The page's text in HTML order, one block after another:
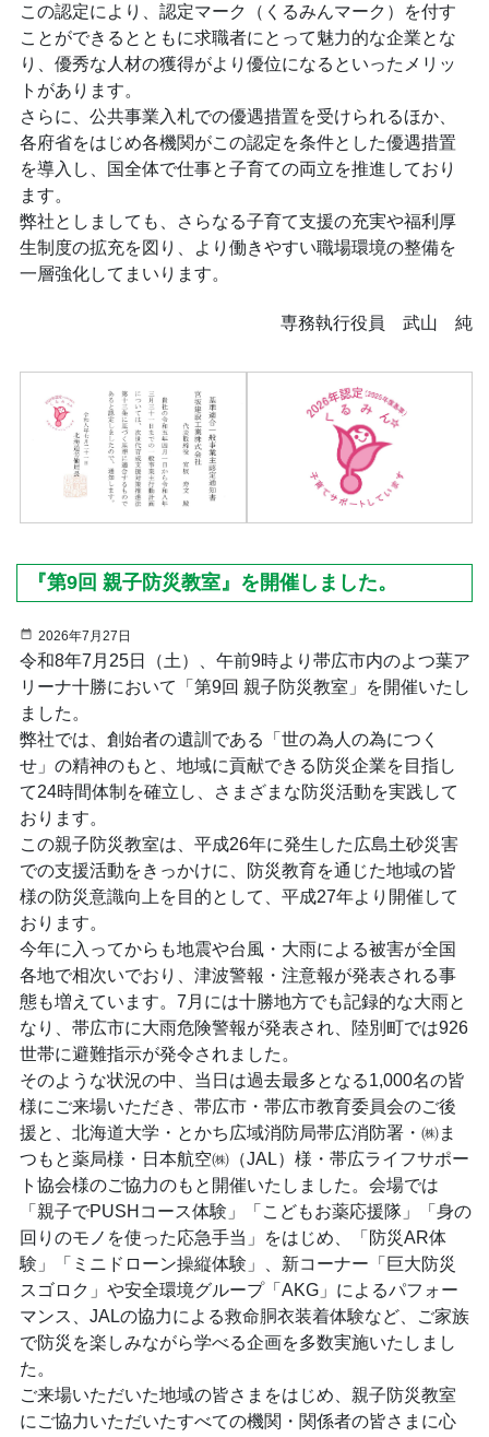
この認定により、認定マーク（くるみんマーク）を付す
ことができるとともに求職者にとって魅力的な企業とな
り、優秀な人材の獲得がより優位になるといったメリッ
トがあります。
さらに、公共事業入札での優遇措置を受けられるほか、
各府省をはじめ各機関がこの認定を条件とした優遇措置
を導入し、国全体で仕事と子育ての両立を推進しており
ます。
弊社としましても、さらなる子育て支援の充実や福利厚
生制度の拡充を図り、より働きやすい職場環境の整備を
一層強化してまいります。
専務執行役員 武山 純
『第9回 親子防災教室』を開催しました。
2026年7月27日
令和8年7月25日（土）、午前9時より帯広市内のよつ葉ア
リーナ十勝において「第9回 親子防災教室」を開催いたし
ました。
弊社では、創始者の遺訓である「世の為人の為につく
せ」の精神のもと、地域に貢献できる防災企業を目指し
て24時間体制を確立し、さまざまな防災活動を実践して
おります。
この親子防災教室は、平成26年に発生した広島土砂災害
での支援活動をきっかけに、防災教育を通じた地域の皆
様の防災意識向上を目的として、平成27年より開催して
おります。
今年に入ってからも地震や台風・大雨による被害が全国
各地で相次いでおり、津波警報・注意報が発表される事
態も増えています。7月には十勝地方でも記録的な大雨と
なり、帯広市に大雨危険警報が発表され、陸別町では926
世帯に避難指示が発令されました。
そのような状況の中、当日は過去最多となる1,000名の皆
様にご来場いただき、帯広市・帯広市教育委員会のご後
援と、北海道大学・とかち広域消防局帯広消防署・㈱ま
つもと薬局様・日本航空㈱（JAL）様・帯広ライフサポー
ト協会様のご協力のもと開催いたしました。会場では
「親子でPUSHコース体験」「こどもお薬応援隊」「身の
回りのモノを使った応急手当」をはじめ、「防災AR体
験」「ミニドローン操縦体験」、新コーナー「巨大防災
スゴロク」や安全環境グループ「AKG」によるパフォー
マンス、JALの協力による救命胴衣装着体験など、ご家族
で防災を楽しみながら学べる企画を多数実施いたしまし
た。
ご来場いただいた地域の皆さまをはじめ、親子防災教室
にご協力いただいたすべての機関・関係者の皆さまに心